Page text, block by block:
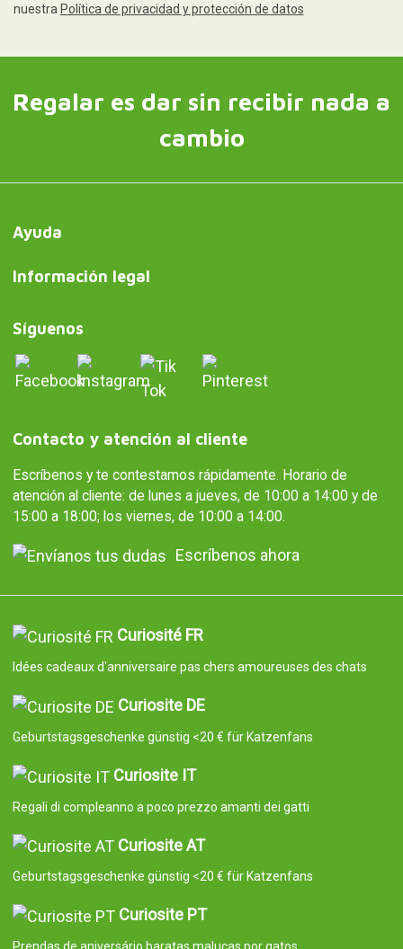
nuestra Política de privacidad y protección de datos
Regalar es dar sin recibir nada a
cambio
Ayuda
Información legal
Síguenos
Contacto y atención al cliente
Escríbenos y te contestamos rápidamente. Horario de
atención al cliente: de lunes a jueves, de 10:00 a 14:00 y de
15:00 a 18:00; los viernes, de 10:00 a 14:00.
Escríbenos ahora
Curiosité FR
Idées cadeaux d'anniversaire pas chers amoureuses des chats
Curiosite DE
Geburtstagsgeschenke günstig <20 € für Katzenfans
Curiosite IT
Regali di compleanno a poco prezzo amanti dei gatti
Curiosite AT
Geburtstagsgeschenke günstig <20 € für Katzenfans
Curiosite PT